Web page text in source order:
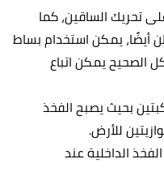
تحريك الساقين، كما
أيضًا، يمكن استخدام بساط
الصحيح يمكن اتباع
بحيث يصبح الفخذ
للأرض.
الداخلية عند